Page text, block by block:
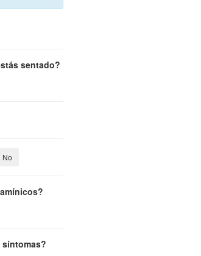
sentado?
No